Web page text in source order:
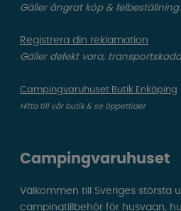
Gäller ångrat köp & felbeställning.
Registrera din reklamation
Gäller defekt vara,
Campingvaruhuset Butik Enköping
Hitta till vår butik & se öppettider
Campingvaruhuset
Välkommen till Sveriges största
campingtillbehör för husvagn,